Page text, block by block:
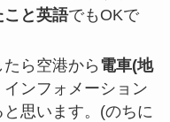
こと英語でもOKで
ら空港から 電車(地
ンフォメーション
思います。(のちに